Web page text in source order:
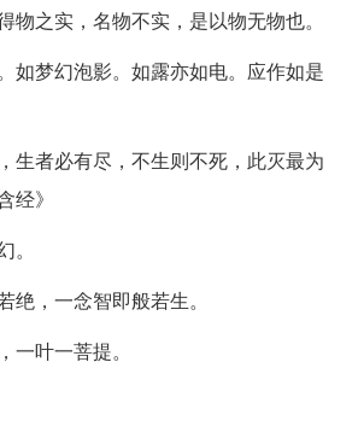
物之实，名物不实，是以物无物也。
如梦幻泡影。如露亦如电。应作如是
生者必有尽，不生则不死，此灭最为
》
绝，一念智即般若生。
一叶一菩提。